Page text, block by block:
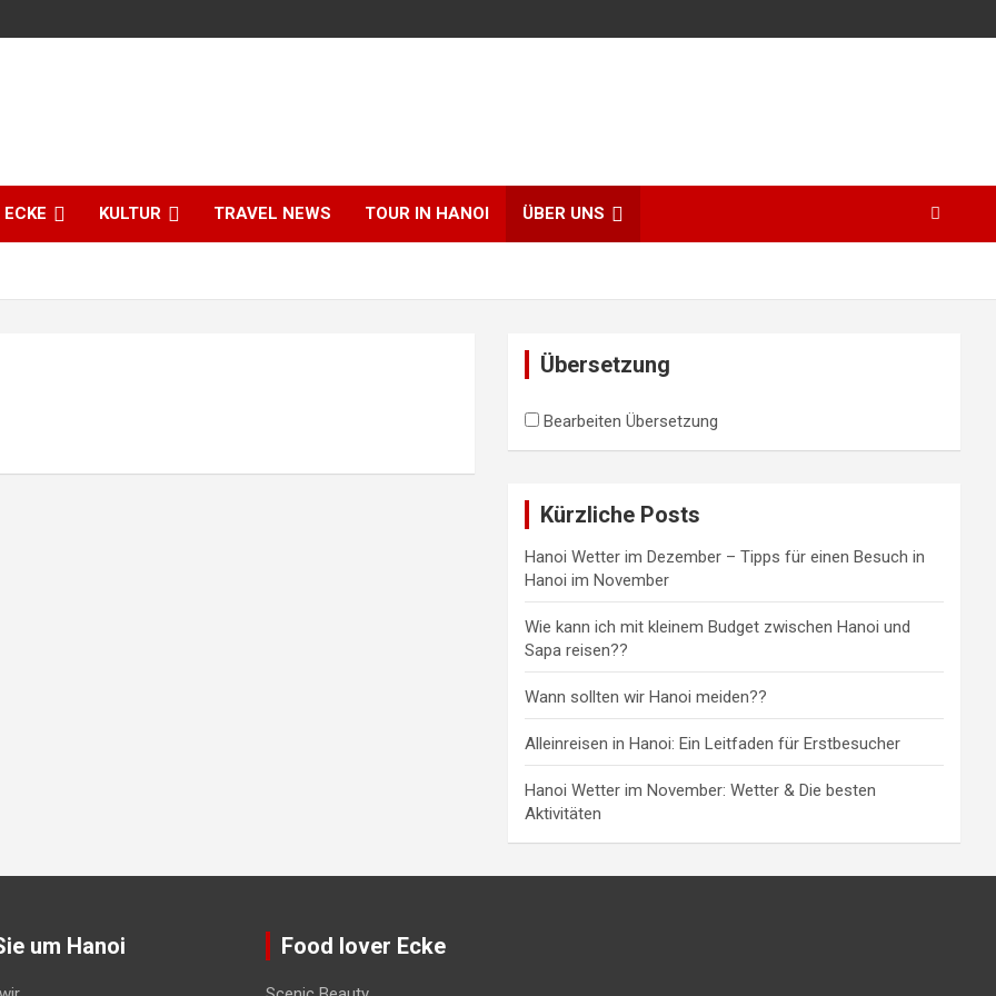
KULTUR TRAVEL NEWS TOUR IN HANOI ÜBER UNS
Übersetzung
Bearbeiten Übersetzung
Kürzliche Posts
Hanoi Wetter im Dezember – Tipps für einen Besuch in
Hanoi im November
Wie kann ich mit kleinem Budget zwischen Hanoi und
Sapa reisen??
Wann sollten wir Hanoi meiden??
Alleinreisen in Hanoi: Ein Leitfaden für Erstbesucher
Hanoi Wetter im November: Wetter & Die besten
Aktivitäten
um Hanoi Food lover Ecke